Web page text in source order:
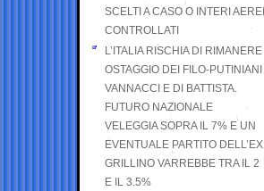
SCELTI A CASO O INTERI AEREI
CONTROLLATI
L’ITALIA RISCHIA DI RIMANERE
OSTAGGIO DEI FILO-PUTINIANI
VANNACCI E DI BATTISTA.
FUTURO NAZIONALE
VELEGGIA SOPRA IL 7% E UN
EVENTUALE PARTITO DELL’EX
GRILLINO VARREBBE TRA IL 2
E IL 3.5%